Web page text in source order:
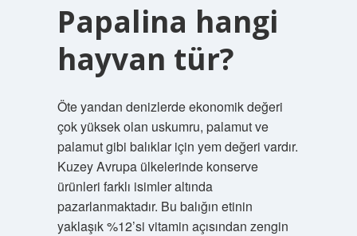
Papalina hangi
hayvan tür?
Öte yandan denizlerde ekonomik değeri
çok yüksek olan uskumru, palamut ve
palamut gibi balıklar için yem değeri vardır.
Kuzey Avrupa ülkelerinde konserve
ürünleri farklı isimler altında
pazarlanmaktadır. Bu balığın etinin
yaklaşık %12’si vitamin açısından zengin